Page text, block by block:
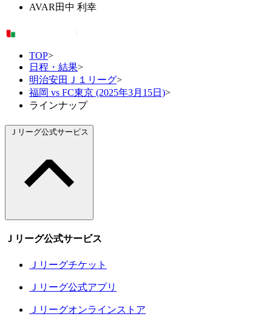
AVAR 田中 利幸
TOP>
日程・結果>
明治安田Ｊ１リーグ>
福岡 vs FC東京 (2025年3月15日)>
ラインナップ
Ｊリーグ公式サービス
Ｊリーグ公式サービス
Ｊリーグチケット
Ｊリーグ公式アプリ
Ｊリーグオンラインストア